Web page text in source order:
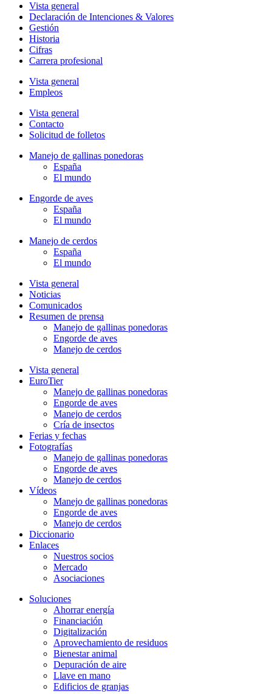
Vista general
Declaración de Intenciones & Valores
Gestión
Historia
Cifras
Carrera profesional
Vista general
Empleos
Vista general
Contacto
Solicitud de folletos
Manejo de gallinas ponedoras
España
El mundo
Engorde de aves
España
El mundo
Manejo de cerdos
España
El mundo
Vista general
Noticias
Comunicados
Resumen de prensa
Manejo de gallinas ponedoras
Engorde de aves
Manejo de cerdos
Vista general
EuroTier
Manejo de gallinas ponedoras
Engorde de aves
Manejo de cerdos
Cría de insectos
Ferias y fechas
Fotografías
Manejo de gallinas ponedoras
Engorde de aves
Manejo de cerdos
Vídeos
Manejo de gallinas ponedoras
Engorde de aves
Manejo de cerdos
Diccionario
Enlaces
Nuestros socios
Mercado
Asociaciones
Soluciones
Ahorrar energía
Financiación
Digitalización
Aprovechamiento de residuos
Bienestar animal
Depuración de aire
Llave en mano
Edificios de granjas